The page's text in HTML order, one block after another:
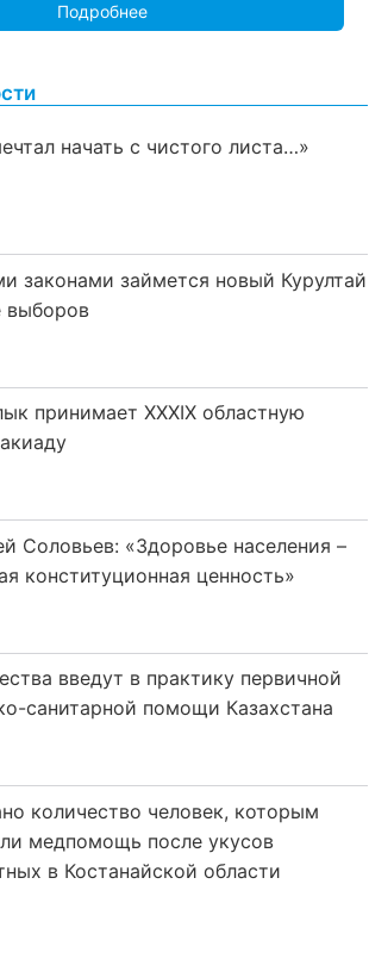
Подробнее
начать с чистого листа…»
законами займется новый Курултай
выборов
принимает XXXIX областную
Соловьев: «Здоровье населения –
конституционная ценность»
введут в практику первичной
санитарной помощи Казахстана
количество человек, которым
медпомощь после укусов
в Костанайской области